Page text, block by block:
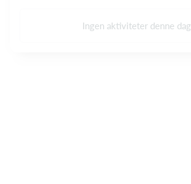
Ingen aktiviteter denne dag